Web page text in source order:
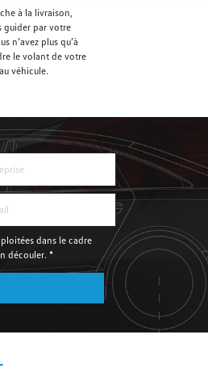
à la livraison,
guider par votre
n’avez plus qu’à
le volant de votre
véhicule.
dans le cadre
découler. *